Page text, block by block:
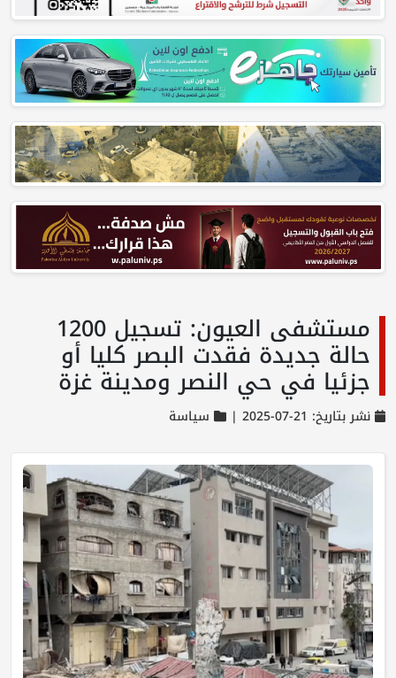
مستشفى العيون: تسجيل 1200
حالة جديدة فقدت البصر كليا أو
جزئيا في حي النصر ومدينة غزة
نشر بتاريخ: 21-07-2025 | سياسة